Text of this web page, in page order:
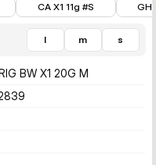
CA X1 11g #S
GH
l m s
BW X1 20G M